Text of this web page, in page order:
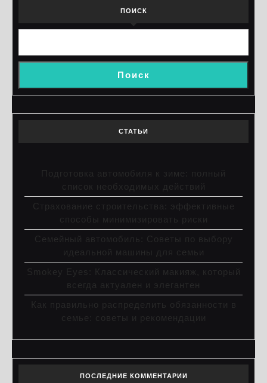
ПОИСК
Поиск
СТАТЬИ
Подготовка автомобиля к зиме: полный
список необходимых действий
Страхование строительства: эффективные
способы минимизировать риски
Семейный автомобиль: Советы по выбору
идеальной машины для семьи
Smokey Eyes: Классический макияж, который
всегда актуален и элегантен
Как правильно распределить обязанности в
семье: советы и рекомендации
ПОСЛЕДНИЕ КОММЕНТАРИИ